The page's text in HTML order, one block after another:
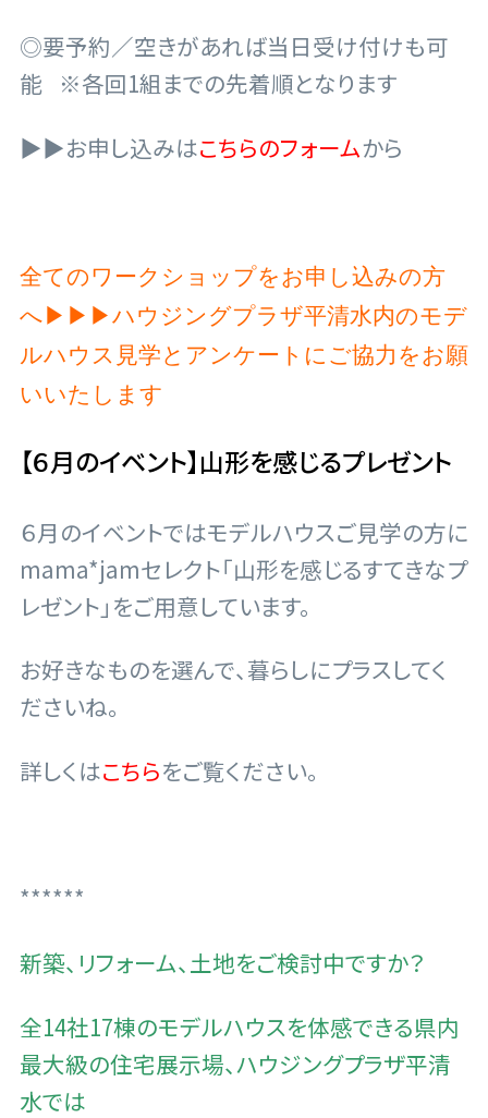
◎要予約／空きがあれば当日受け付けも可
能 ※各回1組までの先着順となります
▶▶お申し込みはこちらのフォームから
全てのワークショップをお申し込みの方
へ▶▶▶ハウジングプラザ平清水内のモデ
ルハウス見学とアンケートにご協力をお願
いいたします
【６月のイベント】山形を感じるプレゼント
６月のイベントではモデルハウスご見学の方に
mama*jamセレクト「山形を感じるすてきなプ
レゼント」をご用意しています。
お好きなものを選んで、暮らしにプラスしてく
ださいね。
詳しくはこちらをご覧ください。
******
新築、リフォーム、土地をご検討中ですか？
全14社17棟のモデルハウスを体感できる県内
最大級の住宅展示場、ハウジングプラザ平清
水では